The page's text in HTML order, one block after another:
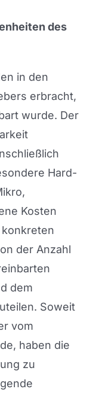
des
in den
erbracht,
wurde. Der
Hard-
Kosten
der Anzahl
dem
Soweit
vom
haben die
zu